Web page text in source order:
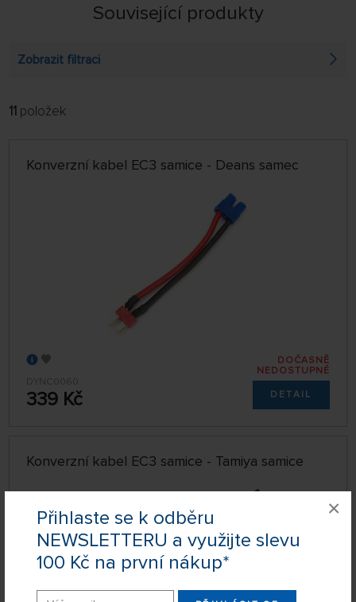
Přihlaste se k odběru
NEWSLETTERU a využijte slevu
100 Kč na první nákup*
×
Související produkty
Zobrazit filtraci
FILTROVAT:
64 NA STRÁNCE
11 položek
Konverzní kabel EC3 samice - Deans samec
DYNC0060
339 Kč
DOČASNĚ
NEDOSTUPNÉ
DETAIL
Konverzní kabel EC3 samice - Tamiya samice